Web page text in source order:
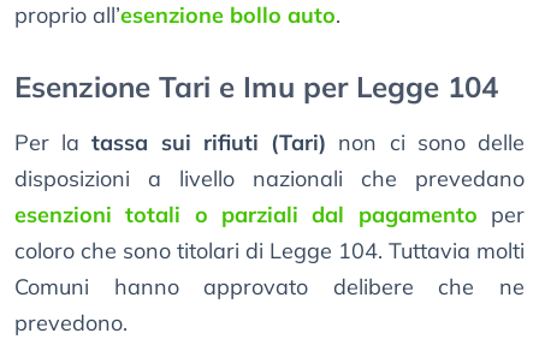
proprio all’esenzione bollo auto.
Esenzione Tari e Imu per Legge 104
Per latassa sui rifiuti (Tari) non ci sono delle
disposizioni a livello nazionali che prevedano
esenzioni totali o parziali dal pagamento per
coloro che sono titolari di Legge 104. Tuttavia molti
Comuni hanno approvato delibere che ne
prevedono.